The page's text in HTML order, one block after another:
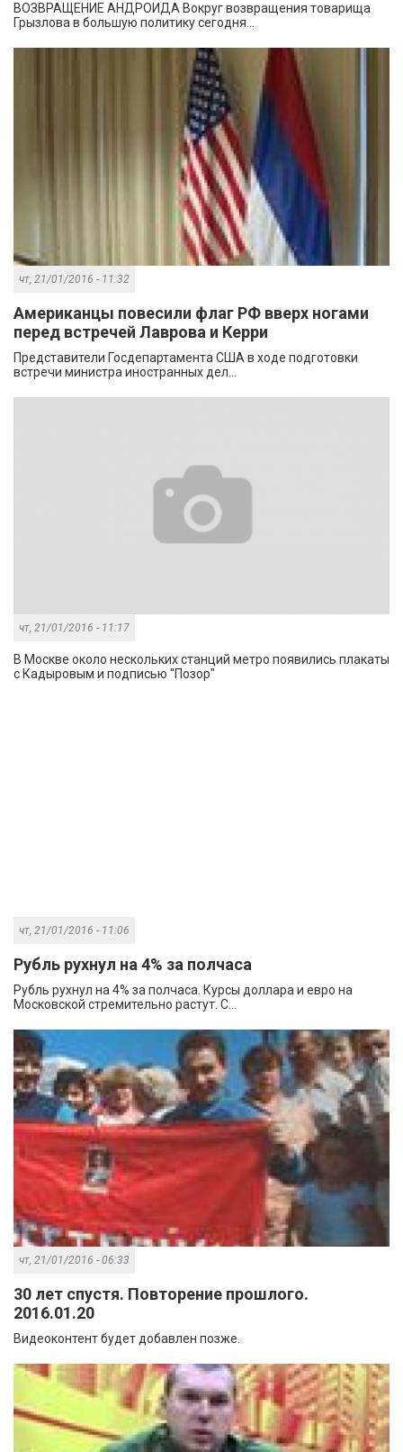
ВОЗВРАЩЕНИЕ АНДРОИДА Вокруг возвращения товарища
Грызлова в большую политику сегодня...
чт, 21/01/2016 - 11:32
Американцы повесили флаг РФ вверх ногами
перед встречей Лаврова и Керри
Представители Госдепартамента США в ходе подготовки
встречи министра иностранных дел...
чт, 21/01/2016 - 11:17
В Москве около нескольких станций метро появились плакаты
с Кадыровым и подписью "Позор"
чт, 21/01/2016 - 11:06
Рубль рухнул на 4% за полчаса
Рубль рухнул на 4% за полчаса. Курсы доллара и евро на
Московской стремительно растут. С...
чт, 21/01/2016 - 06:33
30 лет спустя. Повторение прошлого.
2016.01.20
Видеоконтент будет добавлен позже.